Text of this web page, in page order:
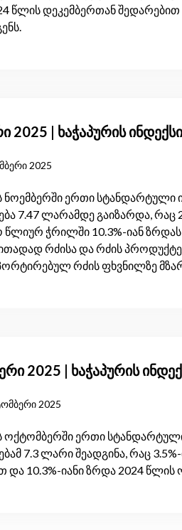
წლის დეკემბერთან შედარებით
2025 | ხაჭაპურის
2025
ნოემბერში ერთი სტანდარტული
7.47 ლარამდე გაიზარდა, რაც
ჭრილში 10.3%-იან ზრდას
რძისა და რძის
რძის ფხვნილზე
2025 | ხაჭაპურის
2025
ოქტომბერში ერთი
7.3 ლარი შეადგინა, რაც
და 10.3%-იანი ზრდა 2024